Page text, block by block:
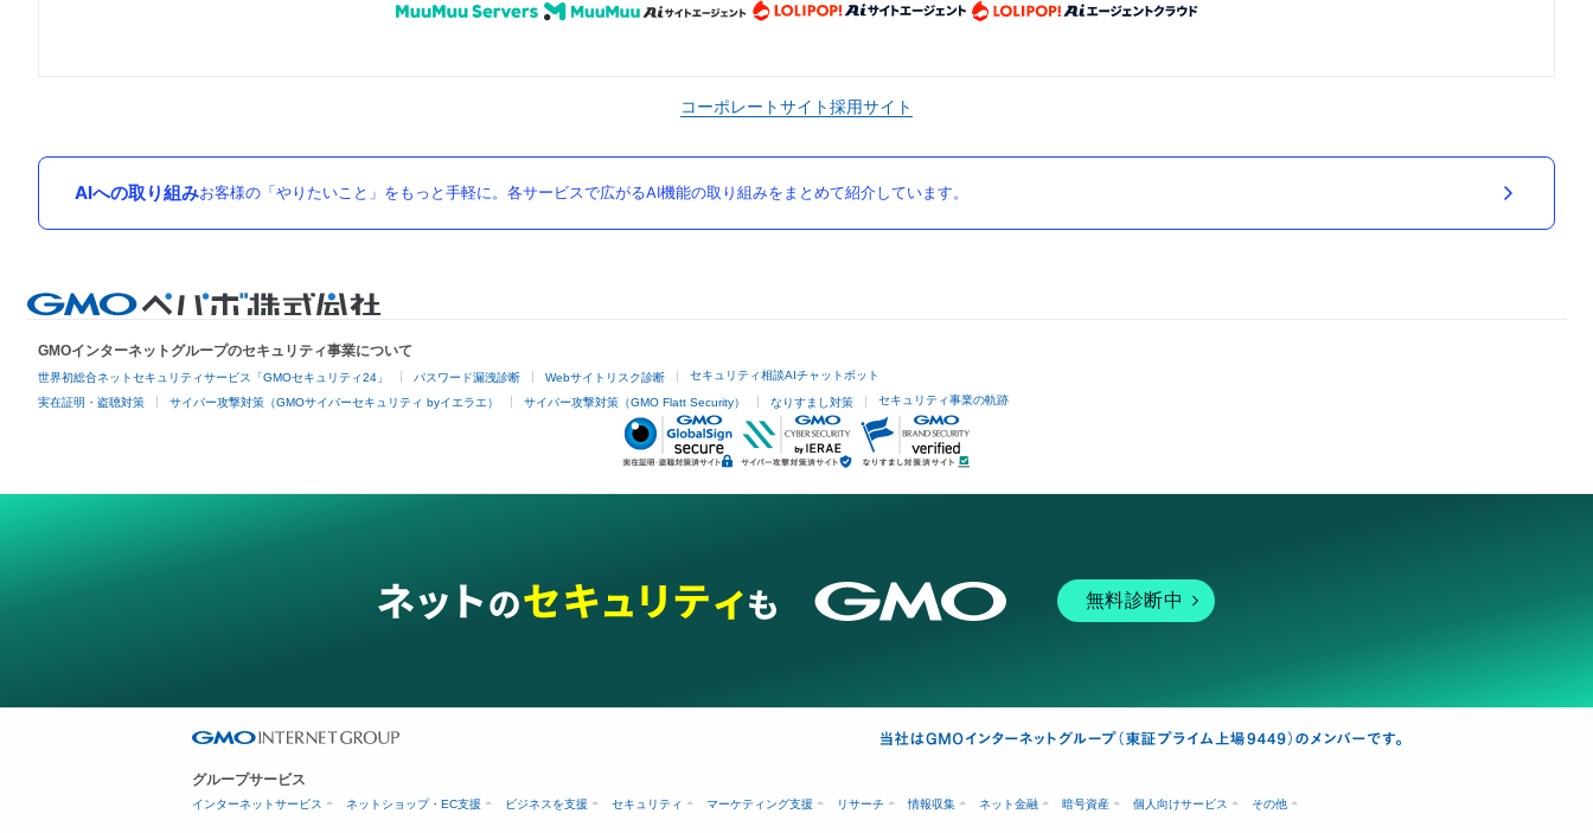
コーポレートサイト採用サイト
AIへの取り組みお客様の「やりたいこと」をもっと手軽に。各サービスで広がるAI機能の取り組みをまとめて紹介しています。
GMOインターネットグループのセキュリティ事業について
世界初総合ネットセキュリティサービス「GMOセキュリティ24」 パスワード漏洩診断 Webサイトリスク診断 セキュリティ相談AIチャットボット
実在証明・盗聴対策 サイバー攻撃対策（GMOサイバーセキュリティ byイエラエ） サイバー攻撃対策（GMO Flatt Security） なりすまし対策 セキュリティ事業の軌跡
無料診断中
グループサービス
インターネットサービス ネットショップ・EC支援 ビジネスを支援 セキュリティ マーケティング支援 リサーチ 情報収集 ネット金融 暗号資産 個人向けサービス その他